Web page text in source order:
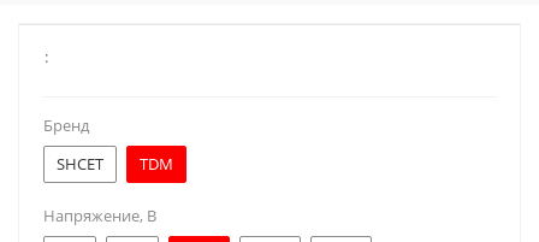
:
Бренд
SHCET
TDM
Напряжение, В